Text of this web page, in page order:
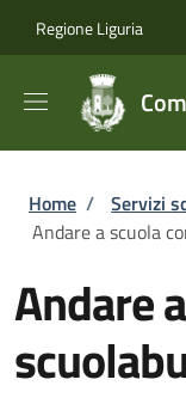
Regione Liguria
Briciole
Home / Servizi
Andare a scuola
Andare